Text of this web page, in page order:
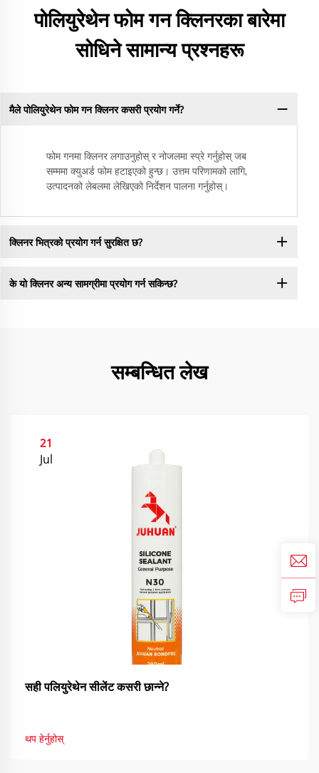
पोलियुरेथेन फोम गन क्लिनरका बारेमा
सोधिने सामान्य प्रश्नहरू
मैले पोलियुरेथेन फोम गन क्लिनर कसरी प्रयोग गर्ने?
फोम गनमा क्लिनर लगाउनुहोस् र नोजलमा स्प्रे गर्नुहोस् जब
सम्ममा क्युअर्ड फोम हटाइएको हुन्छ। उत्तम परिणामको लागि,
उत्पादनको लेबलमा लेखिएको निर्देशन पालना गर्नुहोस्।
क्लिनर भित्रको प्रयोग गर्न सुरक्षित छ?
के यो क्लिनर अन्य सामग्रीमा प्रयोग गर्न सकिन्छ?
सम्बन्धित लेख
21
Jul
सही पलियुरेथेन सीलेंट कसरी छान्ने?
थप हेर्नुहोस्